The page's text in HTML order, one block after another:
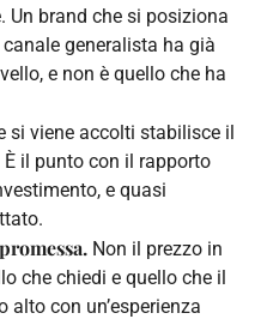
brand che si posiziona
generalista ha già
e non è quello che ha
si viene accolti stabilisce il
il punto con il rapporto
e quasi
Non il prezzo in
che chiedi e quello che il
alto con un’esperienza